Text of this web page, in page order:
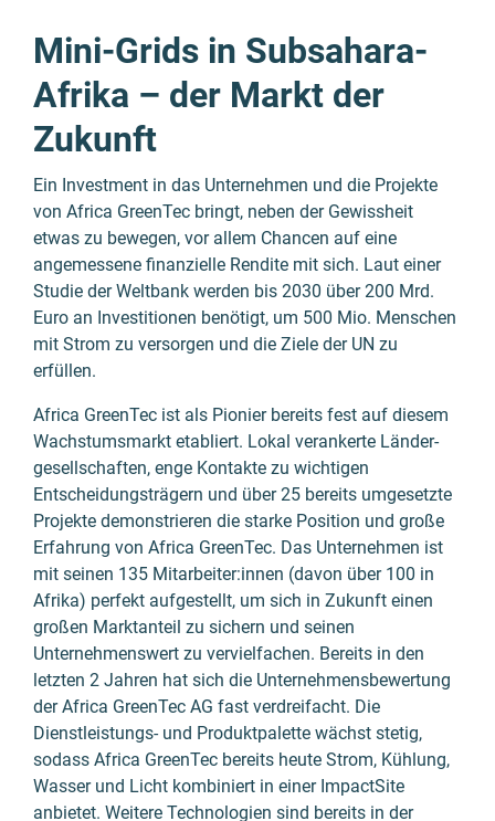
Mini-Grids in Subsahara-
Afrika – der Markt der
Zukunft
Ein Investment in das Unternehmen und die Projekte
von Africa GreenTec bringt, neben der Gewissheit
etwas zu bewegen, vor allem Chancen auf eine
angemessene finanzielle Rendite mit sich. Laut einer
Studie der Weltbank werden bis 2030 über 200 Mrd.
Euro an Investitionen benötigt, um 500 Mio. Menschen
mit Strom zu versorgen und die Ziele der UN zu
erfüllen.
Africa GreenTec ist als Pionier bereits fest auf diesem
Wachstums­markt etabliert. Lokal verankerte Länder­
gesell­schaften, enge Kontakte zu wichtigen
Entscheidungs­trägern und über 25 bereits umgesetzte
Projekte demonstrieren die starke Position und große
Erfahrung von Africa GreenTec. Das Unternehmen ist
mit seinen 135 Mitarbeiter:innen (davon über 100 in
Afrika) perfekt aufgestellt, um sich in Zukunft einen
großen Markt­anteil zu sichern und seinen
Unternehmens­wert zu vervielfachen. Bereits in den
letzten 2 Jahren hat sich die Unternehmens­bewertung
der Africa GreenTec AG fast verdreifacht. Die
Dienstleistungs- und Produkt­palette wächst stetig,
sodass Africa GreenTec bereits heute Strom, Kühlung,
Wasser und Licht kombiniert in einer ImpactSite
anbietet. Weitere Technologien sind bereits in der